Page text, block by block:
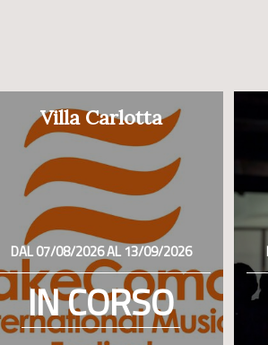
Villa Carlotta
DAL 07/08/2026 AL 13/09/2026
IN CORSO